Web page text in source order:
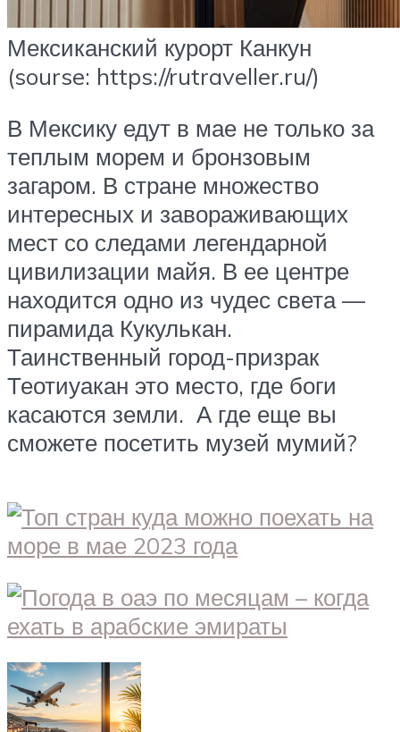
Мексиканский курорт Канкун
(sourse: https://rutraveller.ru/)
В Мексику едут в мае не только за
теплым морем и бронзовым
загаром. В стране множество
интересных и завораживающих
мест со следами легендарной
цивилизации майя. В ее центре
находится одно из чудес света —
пирамида Кукулькан.
Таинственный город-призрак
Теотиуакан это место, где боги
касаются земли. А где еще вы
сможете посетить музей мумий?